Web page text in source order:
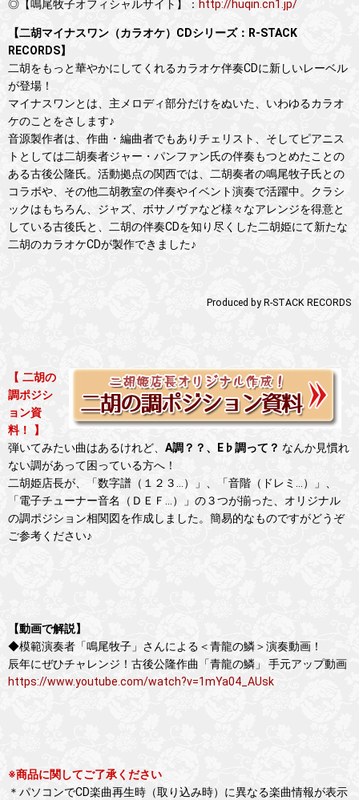
◎【鳴尾牧子オフィシャルサイト】： http://huqin.cn1.jp/
【二胡マイナスワン（カラオケ）CDシリーズ：R-STACK
RECORDS】
二胡をもっと華やかにしてくれるカラオケ伴奏CDに新しいレーベル
が登場！
マイナスワンとは、主メロディ部分だけをぬいた、いわゆるカラオ
ケのことをさします♪
音源製作者は、作曲・編曲者でもありチェリスト、そしてピアニス
トとしては二胡奏者ジャー・パンファン氏の伴奏もつとめたことの
ある古後公隆氏。活動拠点の関西では、二胡奏者の鳴尾牧子氏との
コラボや、その他二胡教室の伴奏やイベント演奏で活躍中。クラシ
ックはもちろん、ジャズ、ボサノヴァなど様々なアレンジを得意と
している古後氏と、二胡の伴奏CDを知り尽くした二胡姫にて新たな
二胡のカラオケCDが製作できました♪
Produced by R-STACK RECORDS
【 二胡の
調ポジシ
ョン資
料！ 】
弾いてみたい曲はあるけれど、 A調？？、E♭調って？ なんか見慣れ
ない調があって困っている方へ！
二胡姫店長が、「数字譜（１２３…）」、「音階（ドレミ…）」、
「電子チューナー音名（ＤＥＦ…）」の３つが揃った、オリジナル
の調ポジション相関図を作成しました。簡易的なものですがどうぞ
ご参考ください♪
【動画で解説】
◆模範演奏者「鳴尾牧子」さんによる＜青龍の鱗＞演奏動画！
辰年にぜひチャレンジ！古後公隆作曲「青龍の鱗」 手元アップ動画
https://www.youtube.com/watch?v=1mYa04_AUsk
※商品に関してご了承ください
＊パソコンでCD楽曲再生時（取り込み時）に異なる楽曲情報が表示